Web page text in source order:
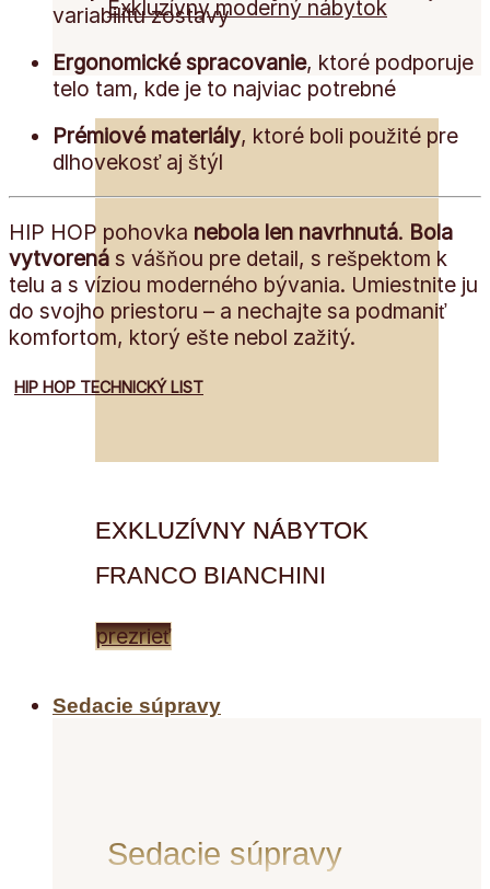
Exkluzívny moderný nábytok
EXKLUZÍVNY NÁBYTOK
FRANCO BIANCHINI
prezrieť
Sedacie súpravy
Sedacie súpravy
variabilitu zostavy
Ergonomické spracovanie, ktoré podporuje
telo tam, kde je to najviac potrebné
Prémiové materiály, ktoré boli použité pre
dlhovekosť aj štýl
HIP HOP pohovka nebola len navrhnutá. Bola
vytvorená s vášňou pre detail, s rešpektom k
telu a s víziou moderného bývania. Umiestnite ju
do svojho priestoru – a nechajte sa podmaniť
komfortom, ktorý ešte nebol zažitý.
HIP HOP TECHNICKÝ LIST